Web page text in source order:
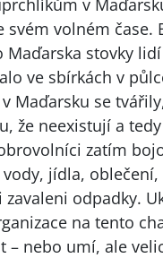
v
svém volném čase.
Maďarska stovky
ve sbírkách v
Maďarsku se
že neexistují a
zatím
jídla,
odpadky.
na tento
– nebo umí, ale